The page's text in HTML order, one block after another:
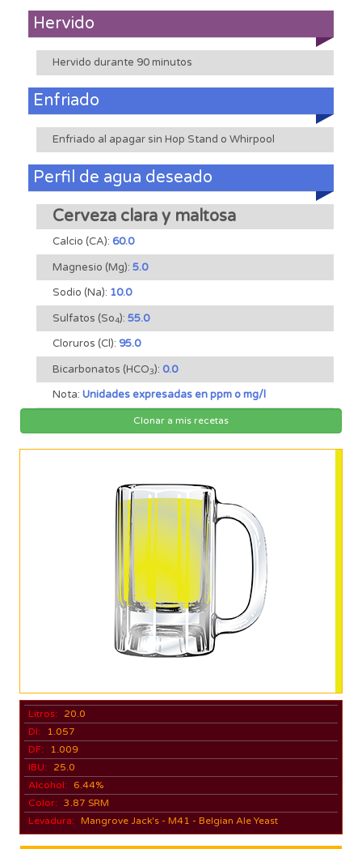
Hervido
Hervido durante 90 minutos
Enfriado
Enfriado al apagar sin Hop Stand o Whirpool
Perfil de agua deseado
Cerveza clara y maltosa
Calcio (CA): 60.0
Magnesio (Mg): 5.0
Sodio (Na): 10.0
Sulfatos (So4): 55.0
Cloruros (Cl): 95.0
Bicarbonatos (HCO3): 0.0
Nota: Unidades expresadas en ppm o mg/l
Clonar a mis recetas
Litros:
20.0
DI:
1.057
DF:
1.009
IBU:
25.0
Alcohol:
6.44%
Color: 3.87 SRM
Levadura: Mangrove Jack's - M41 - Belgian Ale Yeast